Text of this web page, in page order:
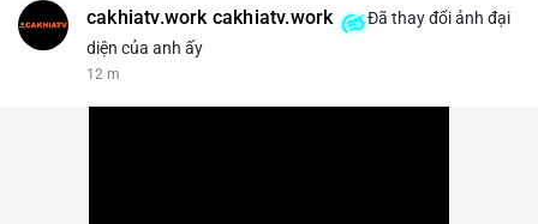
cakhiatv.work cakhiatv.work
Đã thay đổi ảnh đại
diện của anh ấy
13 m